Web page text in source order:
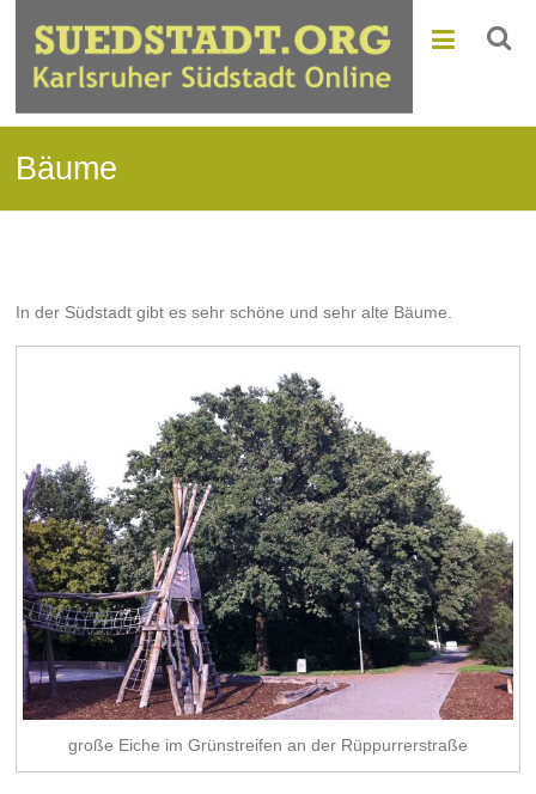
Bäume
In der Südstadt gibt es sehr schöne und sehr alte Bäume.
große Eiche im Grünstreifen an der Rüppurrerstraße